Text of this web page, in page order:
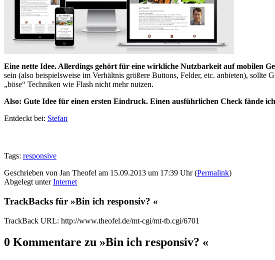
Eine nette Idee. Allerdings gehört für eine wirkliche Nutzbarkeit auf mobilen
sein (also beispielsweise im Verhältnis größere Buttons, Felder, etc. anbieten),
„böse“ Techniken wie Flash nicht mehr nutzen.
Also: Gute Idee für einen ersten Eindruck. Einen ausführlichen Check fände
Entdeckt bei: Stefan
Tags: responsive
Geschrieben von Jan Theofel am 15.09.2013 um 17:39 Uhr (Permalink)
Abgelegt unterInternet
TrackBacks für »Bin ich responsiv? «
TrackBack URL: http://www.theofel.de/mt-cgi/mt-tb.cgi/6701
0 Kommentare zu »Bin ich responsiv? «